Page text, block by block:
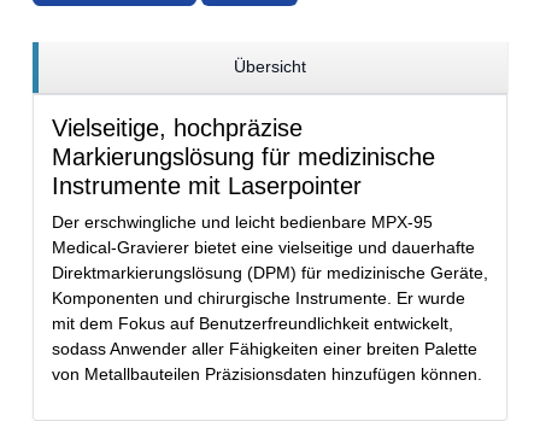
Übersicht
Vielseitige, hochpräzise
Markierungslösung für medizinische
Instrumente mit Laserpointer
Der erschwingliche und leicht bedienbare MPX-95
Medical-Gravierer bietet eine vielseitige und dauerhafte
Direktmarkierungslösung (DPM) für medizinische Geräte,
Komponenten und chirurgische Instrumente. Er wurde
mit dem Fokus auf Benutzerfreundlichkeit entwickelt,
sodass Anwender aller Fähigkeiten einer breiten Palette
von Metallbauteilen Präzisionsdaten hinzufügen können.